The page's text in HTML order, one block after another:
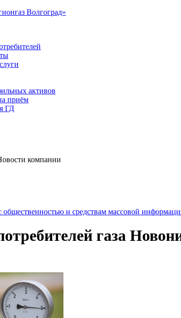
активов
приём
ГД
компании
общественностью и средствам массовой
газа